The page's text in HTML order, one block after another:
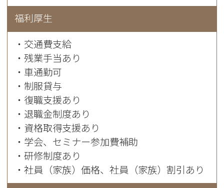
福利厚生
・交通費支給
・残業手当あり
・車通勤可
・制服貸与
・復職支援あり
・退職金制度あり
・資格取得支援あり
・学会、セミナー参加費補助
・研修制度あり
・社員（家族）価格、社員（家族）割引あり